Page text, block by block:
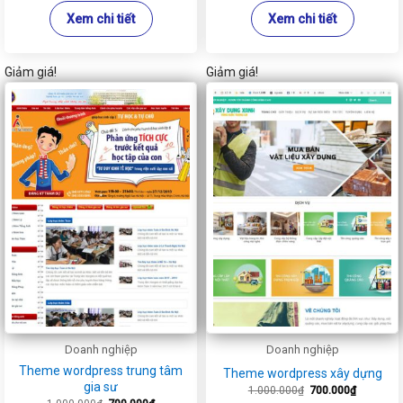
Xem chi tiết Xem chi tiết
Giảm giá!
Doanh nghiệp
Theme wordpress trung tâm
gia sư
Giảm giá!
Doanh nghiệp
Theme wordpress xây dựng
1.000.000₫ Giá
700.000₫Giá
hiện